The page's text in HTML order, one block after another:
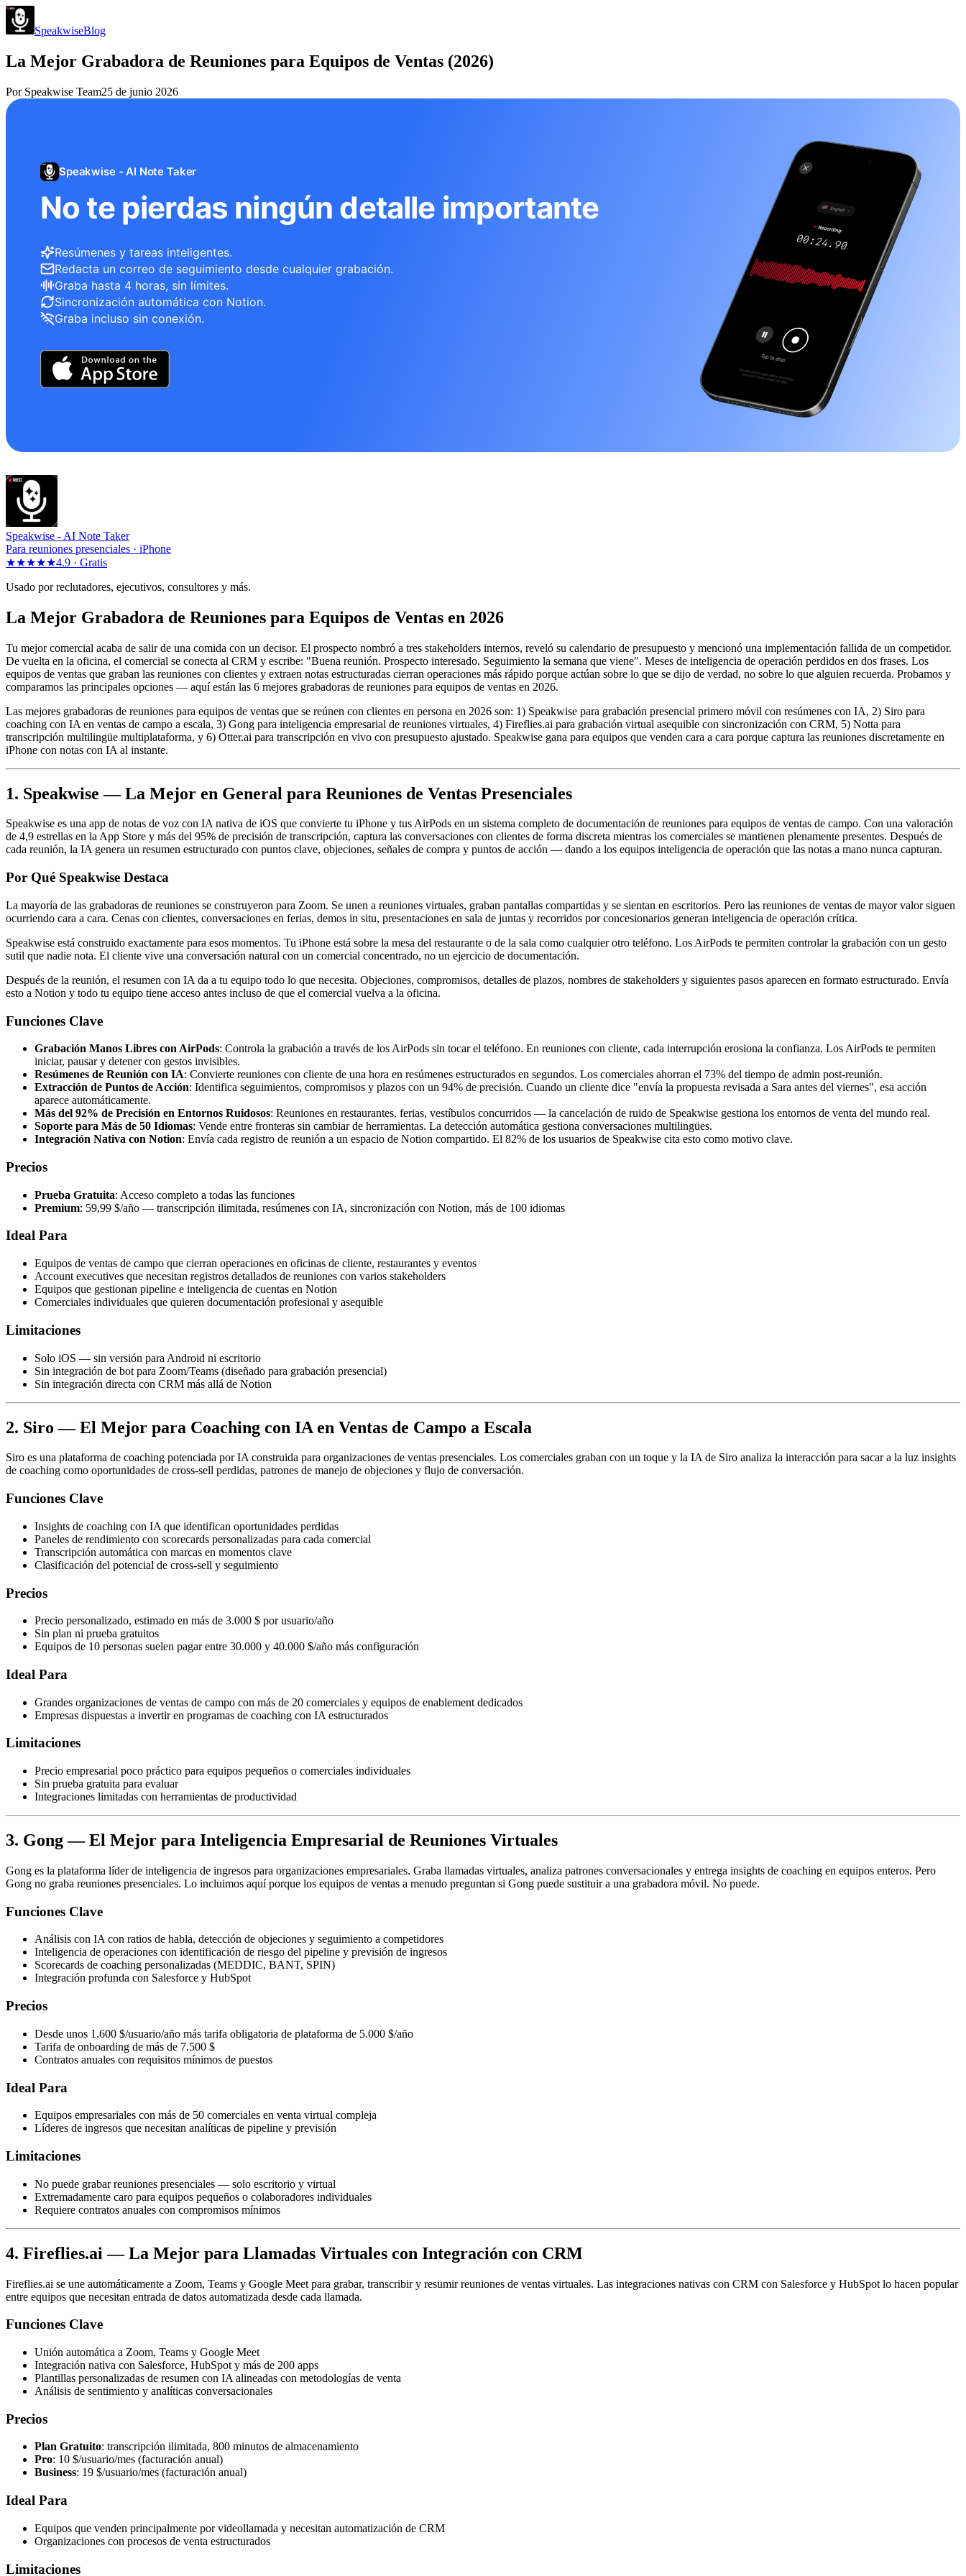
SpeakwiseBlog
La Mejor Grabadora de Reuniones para Equipos de Ventas (2026)
Por Speakwise Team25 de junio 2026
Speakwise - AI Note Taker
No te pierdas ningún detalle importante
Resúmenes y tareas inteligentes.
Redacta un correo de seguimiento desde cualquier grabación.
Graba hasta 4 horas, sin límites.
Sincronización automática con Notion.
Graba incluso sin conexión.
Speakwise - AI Note Taker
Para reuniones presenciales · iPhone
★★★★★4.9 · Gratis
Usado por reclutadores, ejecutivos, consultores y más.
La Mejor Grabadora de Reuniones para Equipos de Ventas en 2026
Tu mejor comercial acaba de salir de una comida con un decisor. El prospecto nombró a tres stakeholders internos, reveló su calendario de presupuesto y mencionó una implementación fallida de un competidor.
De vuelta en la oficina, el comercial se conecta al CRM y escribe: "Buena reunión. Prospecto interesado. Seguimiento la semana que viene". Meses de inteligencia de operación perdidos en dos frases. Los
equipos de ventas que graban las reuniones con clientes y extraen notas estructuradas cierran operaciones más rápido porque actúan sobre lo que se dijo de verdad, no sobre lo que alguien recuerda. Probamos y
comparamos las principales opciones — aquí están las 6 mejores grabadoras de reuniones para equipos de ventas en 2026.
Las mejores grabadoras de reuniones para equipos de ventas que se reúnen con clientes en persona en 2026 son: 1) Speakwise para grabación presencial primero móvil con resúmenes con IA, 2) Siro para
coaching con IA en ventas de campo a escala, 3) Gong para inteligencia empresarial de reuniones virtuales, 4) Fireflies.ai para grabación virtual asequible con sincronización con CRM, 5) Notta para
transcripción multilingüe multiplataforma, y 6) Otter.ai para transcripción en vivo con presupuesto ajustado. Speakwise gana para equipos que venden cara a cara porque captura las reuniones discretamente en
iPhone con notas con IA al instante.
1. Speakwise — La Mejor en General para Reuniones de Ventas Presenciales
Speakwise es una app de notas de voz con IA nativa de iOS que convierte tu iPhone y tus AirPods en un sistema completo de documentación de reuniones para equipos de ventas de campo. Con una valoración
de 4,9 estrellas en la App Store y más del 95% de precisión de transcripción, captura las conversaciones con clientes de forma discreta mientras los comerciales se mantienen plenamente presentes. Después de
cada reunión, la IA genera un resumen estructurado con puntos clave, objeciones, señales de compra y puntos de acción — dando a los equipos inteligencia de operación que las notas a mano nunca capturan.
Por Qué Speakwise Destaca
La mayoría de las grabadoras de reuniones se construyeron para Zoom. Se unen a reuniones virtuales, graban pantallas compartidas y se sientan en escritorios. Pero las reuniones de ventas de mayor valor siguen
ocurriendo cara a cara. Cenas con clientes, conversaciones en ferias, demos in situ, presentaciones en sala de juntas y recorridos por concesionarios generan inteligencia de operación crítica.
Speakwise está construido exactamente para esos momentos. Tu iPhone está sobre la mesa del restaurante o de la sala como cualquier otro teléfono. Los AirPods te permiten controlar la grabación con un gesto
sutil que nadie nota. El cliente vive una conversación natural con un comercial concentrado, no un ejercicio de documentación.
Después de la reunión, el resumen con IA da a tu equipo todo lo que necesita. Objeciones, compromisos, detalles de plazos, nombres de stakeholders y siguientes pasos aparecen en formato estructurado. Envía
esto a Notion y todo tu equipo tiene acceso antes incluso de que el comercial vuelva a la oficina.
Funciones Clave
Grabación Manos Libres con AirPods: Controla la grabación a través de los AirPods sin tocar el teléfono. En reuniones con cliente, cada interrupción erosiona la confianza. Los AirPods te permiten
iniciar, pausar y detener con gestos invisibles.
Resúmenes de Reunión con IA: Convierte reuniones con cliente de una hora en resúmenes estructurados en segundos. Los comerciales ahorran el 73% del tiempo de admin post-reunión.
Extracción de Puntos de Acción: Identifica seguimientos, compromisos y plazos con un 94% de precisión. Cuando un cliente dice "envía la propuesta revisada a Sara antes del viernes", esa acción
aparece automáticamente.
Más del 92% de Precisión en Entornos Ruidosos: Reuniones en restaurantes, ferias, vestíbulos concurridos — la cancelación de ruido de Speakwise gestiona los entornos de venta del mundo real.
Soporte para Más de 50 Idiomas: Vende entre fronteras sin cambiar de herramientas. La detección automática gestiona conversaciones multilingües.
Integración Nativa con Notion: Envía cada registro de reunión a un espacio de Notion compartido. El 82% de los usuarios de Speakwise cita esto como motivo clave.
Precios
Prueba Gratuita: Acceso completo a todas las funciones
Premium: 59,99 $/año — transcripción ilimitada, resúmenes con IA, sincronización con Notion, más de 100 idiomas
Ideal Para
Equipos de ventas de campo que cierran operaciones en oficinas de cliente, restaurantes y eventos
Account executives que necesitan registros detallados de reuniones con varios stakeholders
Equipos que gestionan pipeline e inteligencia de cuentas en Notion
Comerciales individuales que quieren documentación profesional y asequible
Limitaciones
Solo iOS — sin versión para Android ni escritorio
Sin integración de bot para Zoom/Teams (diseñado para grabación presencial)
Sin integración directa con CRM más allá de Notion
2. Siro — El Mejor para Coaching con IA en Ventas de Campo a Escala
Siro es una plataforma de coaching potenciada por IA construida para organizaciones de ventas presenciales. Los comerciales graban con un toque y la IA de Siro analiza la interacción para sacar a la luz insights
de coaching como oportunidades de cross-sell perdidas, patrones de manejo de objeciones y flujo de conversación.
Funciones Clave
Insights de coaching con IA que identifican oportunidades perdidas
Paneles de rendimiento con scorecards personalizadas para cada comercial
Transcripción automática con marcas en momentos clave
Clasificación del potencial de cross-sell y seguimiento
Precios
Precio personalizado, estimado en más de 3.000 $ por usuario/año
Sin plan ni prueba gratuitos
Equipos de 10 personas suelen pagar entre 30.000 y 40.000 $/año más configuración
Ideal Para
Grandes organizaciones de ventas de campo con más de 20 comerciales y equipos de enablement dedicados
Empresas dispuestas a invertir en programas de coaching con IA estructurados
Limitaciones
Precio empresarial poco práctico para equipos pequeños o comerciales individuales
Sin prueba gratuita para evaluar
Integraciones limitadas con herramientas de productividad
3. Gong — El Mejor para Inteligencia Empresarial de Reuniones Virtuales
Gong es la plataforma líder de inteligencia de ingresos para organizaciones empresariales. Graba llamadas virtuales, analiza patrones conversacionales y entrega insights de coaching en equipos enteros. Pero
Gong no graba reuniones presenciales. Lo incluimos aquí porque los equipos de ventas a menudo preguntan si Gong puede sustituir a una grabadora móvil. No puede.
Funciones Clave
Análisis con IA con ratios de habla, detección de objeciones y seguimiento a competidores
Inteligencia de operaciones con identificación de riesgo del pipeline y previsión de ingresos
Scorecards de coaching personalizadas (MEDDIC, BANT, SPIN)
Integración profunda con Salesforce y HubSpot
Precios
Desde unos 1.600 $/usuario/año más tarifa obligatoria de plataforma de 5.000 $/año
Tarifa de onboarding de más de 7.500 $
Contratos anuales con requisitos mínimos de puestos
Ideal Para
Equipos empresariales con más de 50 comerciales en venta virtual compleja
Líderes de ingresos que necesitan analíticas de pipeline y previsión
Limitaciones
No puede grabar reuniones presenciales — solo escritorio y virtual
Extremadamente caro para equipos pequeños o colaboradores individuales
Requiere contratos anuales con compromisos mínimos
4. Fireflies.ai — La Mejor para Llamadas Virtuales con Integración con CRM
Fireflies.ai se une automáticamente a Zoom, Teams y Google Meet para grabar, transcribir y resumir reuniones de ventas virtuales. Las integraciones nativas con CRM con Salesforce y HubSpot lo hacen popular
entre equipos que necesitan entrada de datos automatizada desde cada llamada.
Funciones Clave
Unión automática a Zoom, Teams y Google Meet
Integración nativa con Salesforce, HubSpot y más de 200 apps
Plantillas personalizadas de resumen con IA alineadas con metodologías de venta
Análisis de sentimiento y analíticas conversacionales
Precios
Plan Gratuito: transcripción ilimitada, 800 minutos de almacenamiento
Pro: 10 $/usuario/mes (facturación anual)
Business: 19 $/usuario/mes (facturación anual)
Ideal Para
Equipos que venden principalmente por videollamada y necesitan automatización de CRM
Organizaciones con procesos de venta estructurados
Limitaciones